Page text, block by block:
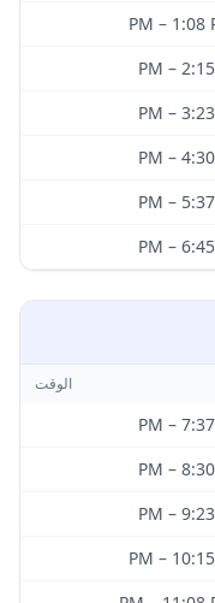
– 1:08
–
–
–
–
–
الوقت
–
–
–
–